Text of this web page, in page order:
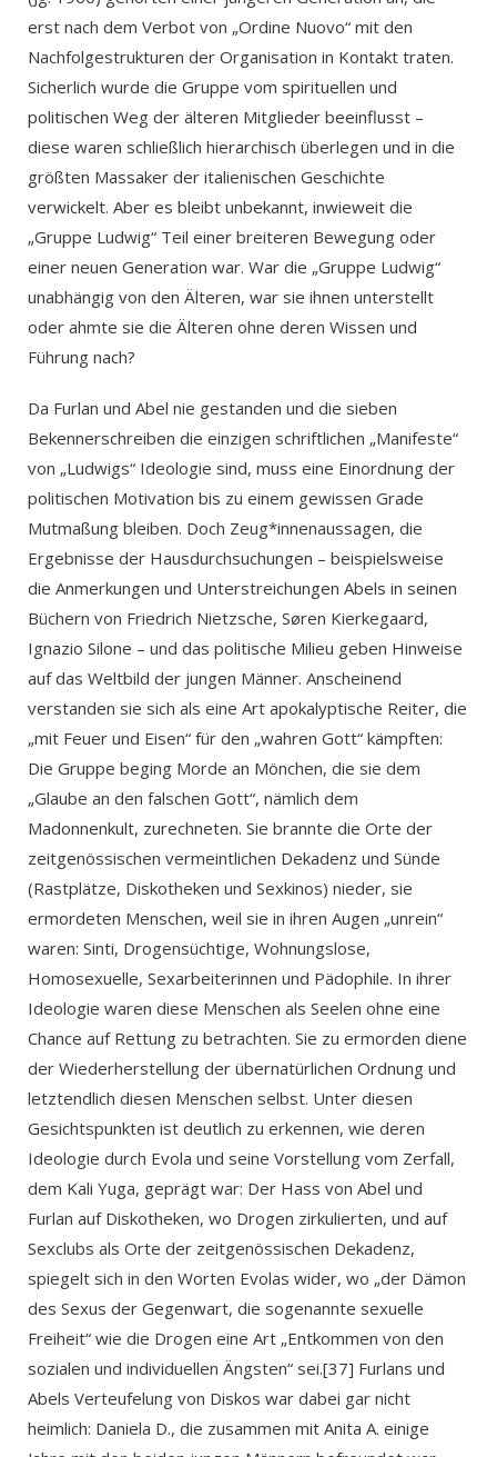
erst nach dem Verbot von „Ordine Nuovo“ mit den
Nachfolgestrukturen der Organisation in Kontakt traten.
Sicherlich wurde die Gruppe vom spirituellen und
politischen Weg der älteren Mitglieder beeinflusst –
diese waren schließlich hierarchisch überlegen und in die
größten Massaker der italienischen Geschichte
verwickelt. Aber es bleibt unbekannt, inwieweit die
„Gruppe Ludwig“ Teil einer breiteren Bewegung oder
einer neuen Generation war. War die „Gruppe Ludwig“
unabhängig von den Älteren, war sie ihnen unterstellt
oder ahmte sie die Älteren ohne deren Wissen und
Führung nach?
Da Furlan und Abel nie gestanden und die sieben
Bekennerschreiben die einzigen schriftlichen „Manifeste“
von „Ludwigs“ Ideologie sind, muss eine Einordnung der
politischen Motivation bis zu einem gewissen Grade
Mutmaßung bleiben. Doch Zeug*innenaussagen, die
Ergebnisse der Hausdurchsuchungen – beispielsweise
die Anmerkungen und Unterstreichungen Abels in seinen
Büchern von Friedrich Nietzsche, Søren Kierkegaard,
Ignazio Silone – und das politische Milieu geben Hinweise
auf das Weltbild der jungen Männer. Anscheinend
verstanden sie sich als eine Art apokalyptische Reiter, die
„mit Feuer und Eisen“ für den „wahren Gott“ kämpften:
Die Gruppe beging Morde an Mönchen, die sie dem
„Glaube an den falschen Gott“, nämlich dem
Madonnenkult, zurechneten. Sie brannte die Orte der
zeitgenössischen vermeintlichen Dekadenz und Sünde
(Rastplätze, Diskotheken und Sexkinos) nieder, sie
ermordeten Menschen, weil sie in ihren Augen „unrein“
waren: Sinti, Drogensüchtige, Wohnungslose,
Homosexuelle, Sexarbeiterinnen und Pädophile. In ihrer
Ideologie waren diese Menschen als Seelen ohne eine
Chance auf Rettung zu betrachten. Sie zu ermorden diene
der Wiederherstellung der übernatürlichen Ordnung und
letztendlich diesen Menschen selbst. Unter diesen
Gesichtspunkten ist deutlich zu erkennen, wie deren
Ideologie durch Evola und seine Vorstellung vom Zerfall,
dem Kali Yuga, geprägt war: Der Hass von Abel und
Furlan auf Diskotheken, wo Drogen zirkulierten, und auf
Sexclubs als Orte der zeitgenössischen Dekadenz,
spiegelt sich in den Worten Evolas wider, wo „der Dämon
des Sexus der Gegenwart, die sogenannte sexuelle
Freiheit“ wie die Drogen eine Art „Entkommen von den
sozialen und individuellen Ängsten“ sei.[37] Furlans und
Abels Verteufelung von Diskos war dabei gar nicht
heimlich: Daniela D., die zusammen mit Anita A. einige